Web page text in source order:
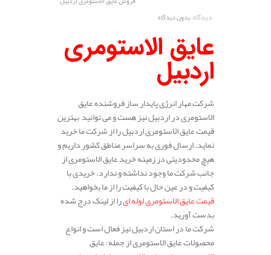
دیدگاه:بدون دیدگاه
عایق الاستومری
اردبیل
شرکت مهار انرژی پایدار ساز فروشنده عایق
الاستومری در اردبیل نیز هست و می توانید بهترین
قیمت عایق الاستومری اردبیل را از شرکت ما خرید
نماید. ارسال فوری به سراسر مناطق کشور داریم و
هیچ محدودیتی در زمینه خرید عایق الاستومری از
جانب شرکت ما وجود نداشته و ندارد. خریدی با
کیفیت و در عین حال با کیفیت را از ما بخواهید.
قیمت عایق الاستومری لوله ایرا از لینک درج شده
بدست آورید.
شرکت ما در استان اردبیل نیز فعال است و انواع
محصولات عایق الاستومری از جمله: عایق